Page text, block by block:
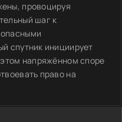
провоцируя
шаг к
спутник инициирует
напряжённом споре
право на